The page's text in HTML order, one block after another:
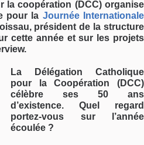
la coopération (DCC) organise
pour la Journée Internationale
président de la structure
cette année et sur les projets
La Délégation Catholique
pour la Coopération (DCC)
célèbre ses 50 ans
d’existence. Quel regard
portez-vous sur l’année
écoulée ?